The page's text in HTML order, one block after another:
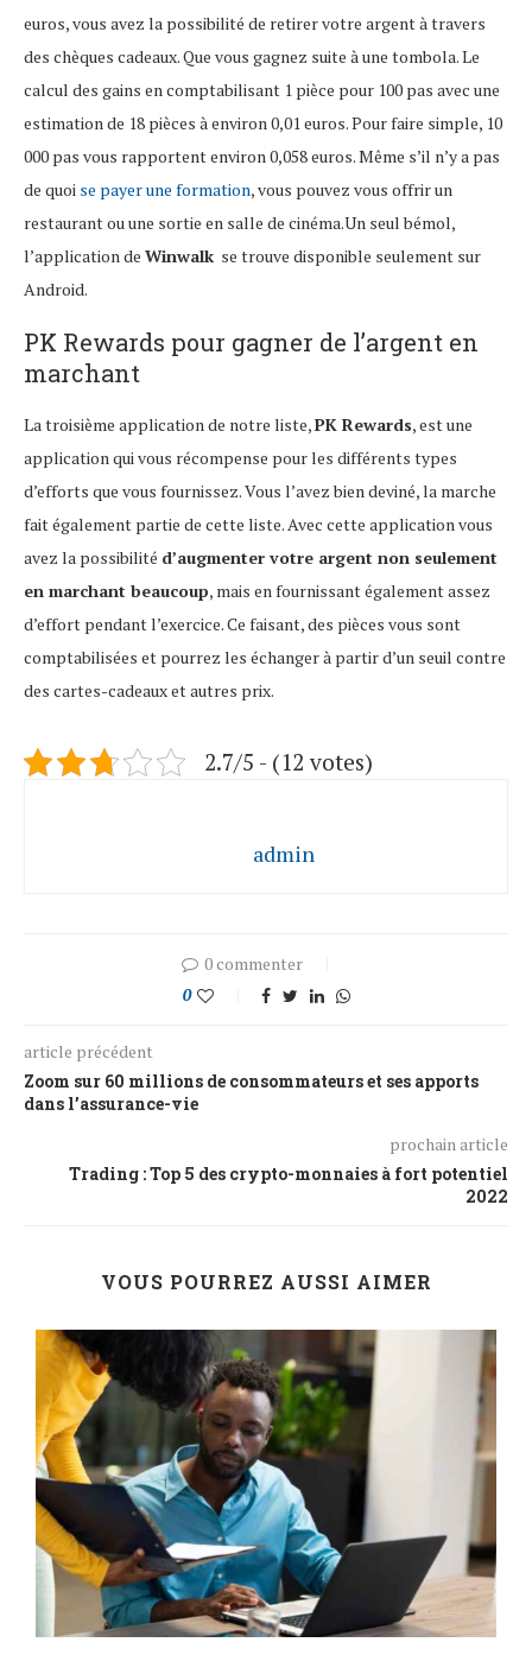
euros, vous avez la possibilité de retirer votre argent à travers
des chèques cadeaux. Que vous gagnez suite à une tombola. Le
calcul des gains en comptabilisant 1 pièce pour 100 pas avec une
estimation de 18 pièces à environ 0,01 euros. Pour faire simple, 10
000 pas vous rapportent environ 0,058 euros. Même s’il n’y a pas
de quoi se payer une formation, vous pouvez vous offrir un
restaurant ou une sortie en salle de cinéma.Un seul bémol,
l’application de Winwalk se trouve disponible seulement sur
Android.
PK Rewards pour gagner de l’argent en
marchant
La troisième application de notre liste,PK Rewards, est une
application qui vous récompense pour les différents types
d’efforts que vous fournissez. Vous l’avez bien deviné, la marche
fait également partie de cette liste. Avec cette application vous
avez la possibilité d’augmenter votre argent non seulement
en marchant beaucoup, mais en fournissant également assez
d’effort pendant l’exercice. Ce faisant, des pièces vous sont
comptabilisées et pourrez les échanger à partir d’un seuil contre
des cartes-cadeaux et autres prix.
2.7/5 - (12 votes)
admin
0 commenter
0
article précédent
Zoom sur 60 millions de consommateurs et ses apports
dans l’assurance-vie
prochain article
Trading : Top 5 des crypto-monnaies à fort potentiel
2022
VOUS POURREZ AUSSI AIMER